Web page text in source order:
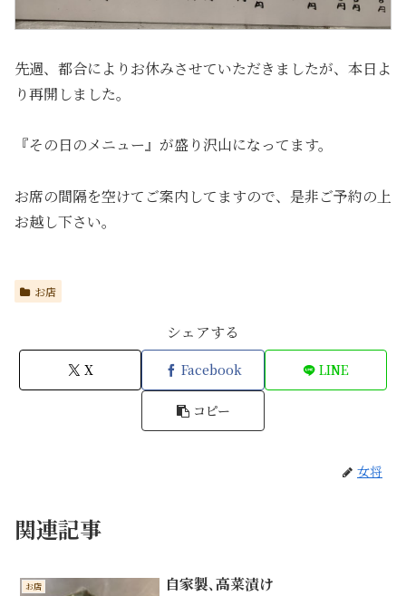
先週、都合によりお休みさせていただきましたが、本日よ
り再開しました。
『その日のメニュー』が盛り沢山になってます。
お席の間隔を空けてご案内してますので、是非ご予約の上
お越し下さい。
お店
シェアする
X Facebook LINE
コピー
女将
関連記事
お店 自家製､高菜漬け